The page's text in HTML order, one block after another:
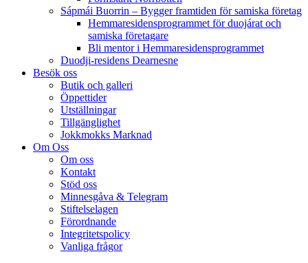
Sápmái Buorrin – Bygger framtiden för samiska företag
Hemmaresidensprogrammet för duojárat och
samiska företagare​
Bli mentor i Hemmaresidensprogrammet
Duodji-residens Dearnesne
Besök oss
Butik och galleri
Öppettider
Utställningar
Tillgänglighet
Jokkmokks Marknad
Om Oss
Om oss
Kontakt
Stöd oss
Minnesgåva & Telegram
Stiftelselagen
Förordnande
Integritetspolicy
Vanliga frågor